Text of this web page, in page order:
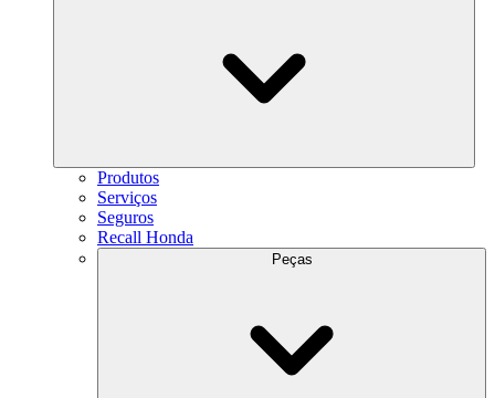
Produtos
Serviços
Seguros
Recall Honda